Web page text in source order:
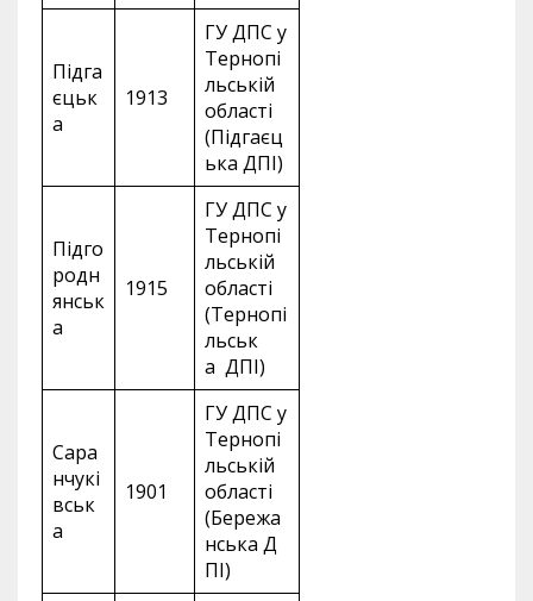
Підга
єцьк
а
1913
ГУ ДПС у
Тернопі
льській
області
(Підгаєц
ька ДПІ)
Підго
родн
янськ
а
1915
ГУ ДПС у
Тернопі
льській
області
(Тернопі
льськ
а ДПІ)
Сара
нчукі
вськ
а
1901
ГУ ДПС у
Тернопі
льській
області
(Бережа
нська Д
ПІ)